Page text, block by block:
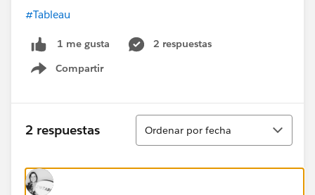
#Tableau
1 me gusta
2 respuestas
Compartir
Show menu
2 respuestas
Ordenar
Ordenar por fecha